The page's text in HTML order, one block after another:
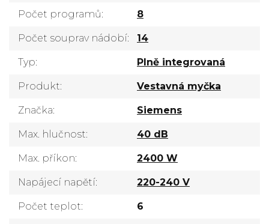
Počet programů: 8
Počet souprav nádobí: 14
Typ: Plně integrovaná
Produkt: Vestavná myčka
Značka: Siemens
Max. hlučnost: 40 dB
Max. příkon: 2400 W
Napájecí napětí: 220-240 V
Počet teplot: 6